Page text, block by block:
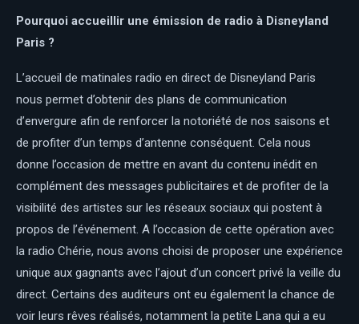
Pourquoi accueillir une émission de radio à Disneyland
Paris ?
L’accueil de matinales radio en direct de Disneyland Paris
nous permet d’obtenir des plans de communication
d’envergure afin de renforcer la notoriété de nos saisons et
de profiter d’un temps d’antenne conséquent. Cela nous
donne l’occasion de mettre en avant du contenu inédit en
complément des messages publicitaires et de profiter de la
visibilité des artistes sur les réseaux sociaux qui postent à
propos de l’événement. A l’occasion de cette opération avec
la radio Chérie, nous avons choisi de proposer une expérience
unique aux gagnants avec l’ajout d’un concert privé la veille du
direct. Certains des auditeurs ont eu également la chance de
voir leurs rêves réalisés, notamment la petite Lana qui a eu